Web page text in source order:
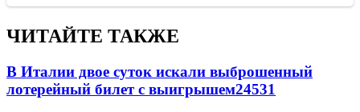
ЧИТАЙТЕ ТАКЖЕ
В Италии двое суток искали выброшенный
лотерейный билет с выигрышем24531